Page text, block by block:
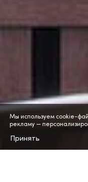
Мы используем cookie-
рекламу —
Принять